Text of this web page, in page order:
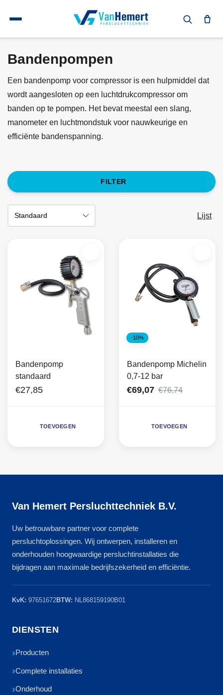
Terug naar home
Persluchtgereedschap
Bandenpompen
Een bandenpomp voor compressor is een hulpmiddel dat
wordt aangesloten op een luchtdrukcompressor om
banden op te pompen. Het bevat meestal een slang,
manometer en luchtmondstuk voor nauwkeurige en
efficiënte bandenspanning.
FILTER
Lijst
Bandenpomp
standaard
€27,85
TOEVOEGEN
-10%
Bandenpomp Michelin
0,7-12 bar
€69,07 €76,74
TOEVOEGEN
Van Hemert Persluchttechniek B.V.
Uw betrouwbare partner voor complete
persluchtoplossingen. Wij ontwerpen, installeren en
onderhouden hoogwaardige persluchtinstallaties die
bijdragen aan maximale bedrijfszekerheid en efficiëntie.
KvK: 97651672BTW: NL868159190B01
DIENSTEN
Producten
Complete installaties
Onderhoud